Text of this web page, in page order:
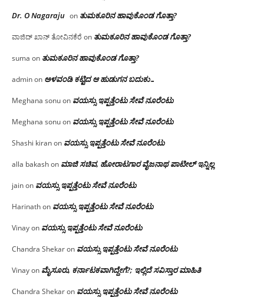
Dr. O Nagaraju on ತುಮಕೂರಿನ ಹಾವುಕೊಂಡ ಗೊತ್ತಾ?
ವಾಜಿದ್ ಖಾನ್ ತೋವಿನಕೆರೆ on ತುಮಕೂರಿನ ಹಾವುಕೊಂಡ ಗೊತ್ತಾ?
suma on ತುಮಕೂರಿನ ಹಾವುಕೊಂಡ ಗೊತ್ತಾ?
adminon ಅಳವಂಡಿ ಕಟ್ಟಿದ ಆ ಹುಡುಗನ ಬದುಕು…
Meghana sonuon ವಯಸ್ಸು ಇಪ್ಪತ್ತೆಂಟು ಸೇವೆ ನೂರೆಂಟು
Meghana sonuon ವಯಸ್ಸು ಇಪ್ಪತ್ತೆಂಟು ಸೇವೆ ನೂರೆಂಟು
Shashi kiranon ವಯಸ್ಸು ಇಪ್ಪತ್ತೆಂಟು ಸೇವೆ ನೂರೆಂಟು
alla bakashon ಮಾಜಿ ಸಚಿವ, ಹೋರಾಟಗಾರ ವೈಜನಾಥ ಪಾಟೀಲ್ ಇನ್ನಿಲ್ಲ
jainon ವಯಸ್ಸು ಇಪ್ಪತ್ತೆಂಟು ಸೇವೆ ನೂರೆಂಟು
Harinathon ವಯಸ್ಸು ಇಪ್ಪತ್ತೆಂಟು ಸೇವೆ ನೂರೆಂಟು
Vinayon ವಯಸ್ಸು ಇಪ್ಪತ್ತೆಂಟು ಸೇವೆ ನೂರೆಂಟು
Chandra Shekaron ವಯಸ್ಸು ಇಪ್ಪತ್ತೆಂಟು ಸೇವೆ ನೂರೆಂಟು
Vinayon ಮೈಸೂರು, ಕರ್ನಾಟಕವಾಗಿದ್ದೇಗೆ?; ಇಲ್ಲಿದೆ ಸವಿಸ್ತಾರ ಮಾಹಿತಿ
Chandra Shekaron ವಯಸ್ಸು ಇಪ್ಪತ್ತೆಂಟು ಸೇವೆ ನೂರೆಂಟು